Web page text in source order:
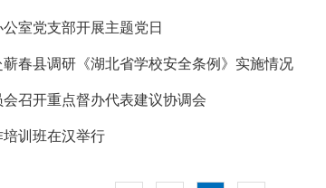
室党支部开展主题党日
春县调研《湖北省学校安全条例》实施情况
召开重点督办代表建议协调会
训班在汉举行